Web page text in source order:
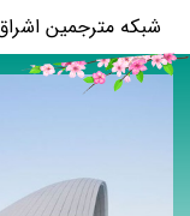
شبکه مترجمین